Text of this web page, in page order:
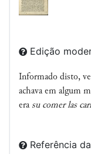
Edição
Informado disto,
achava em algum
erasu comer las
Referência